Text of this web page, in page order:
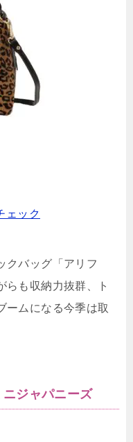
ェック
クバッグ「アリフ
らも収納力抜群、ト
ームになる今季は取
ジャパニーズ